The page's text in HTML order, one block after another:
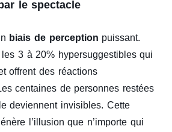
le spectacle
biais de perception puissant.
3 à 20% hypersuggestibles qui
offrent des réactions
centaines de personnes restées
deviennent invisibles. Cette
l’illusion que n’importe qui